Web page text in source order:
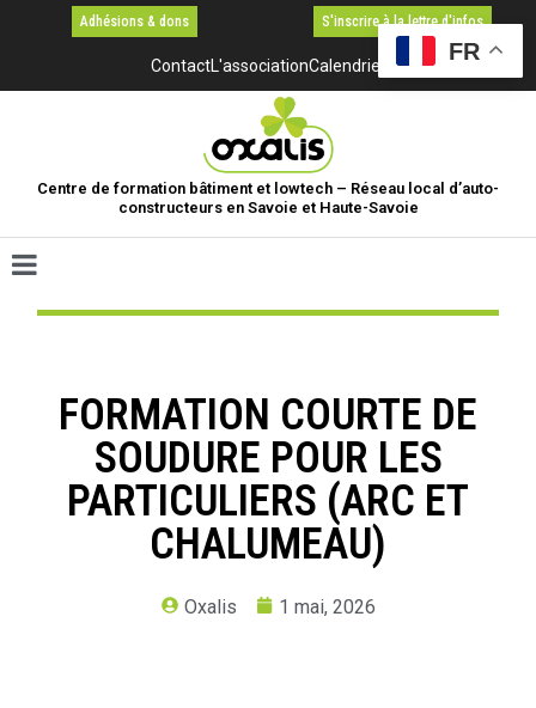
Adhésions & dons S'inscrire à la lettre d'infos
ContactL'associationCalendrier
Centre de formation bâtiment et lowtech – Réseau local d’auto-
constructeurs en Savoie et Haute-Savoie
FORMATION COURTE DE
SOUDURE POUR LES
PARTICULIERS (ARC ET
CHALUMEAU)
Oxalis 1 mai, 2026
FR